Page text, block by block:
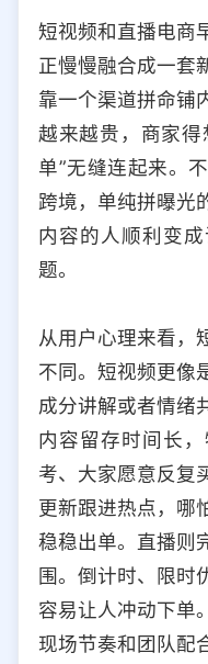
iOS Android
选择允许访问的平台类型
短视频和直播电商
正慢慢融合成一套
靠一个渠道拼命铺
越来越贵，商家得
单”无缝连起来。
跨境，单纯拼曝光
内容的人顺利变
题。
从用户心理来看，
不同。短视频更像
成分讲解或者情绪
内容留存时间长
考、大家愿意反复
更新跟进热点，哪
稳稳出单。直播则
围。倒计时、限时
容易让人冲动下单
现场节奏和团队配